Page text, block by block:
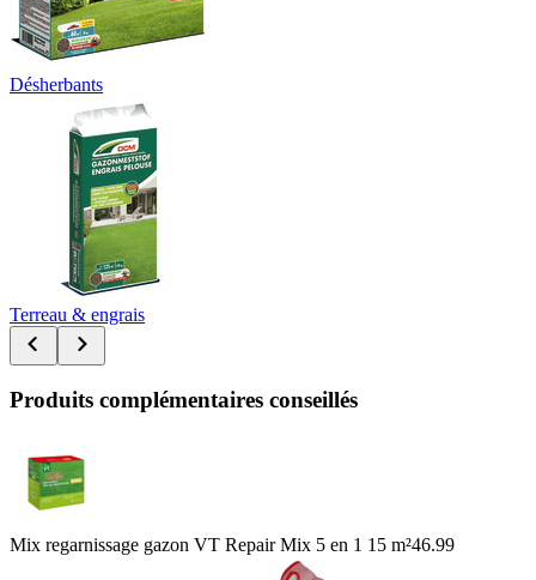
Désherbants
Terreau & engrais
Produits complémentaires conseillés
Mix regarnissage gazon VT Repair Mix 5 en 1 15 m²46.99